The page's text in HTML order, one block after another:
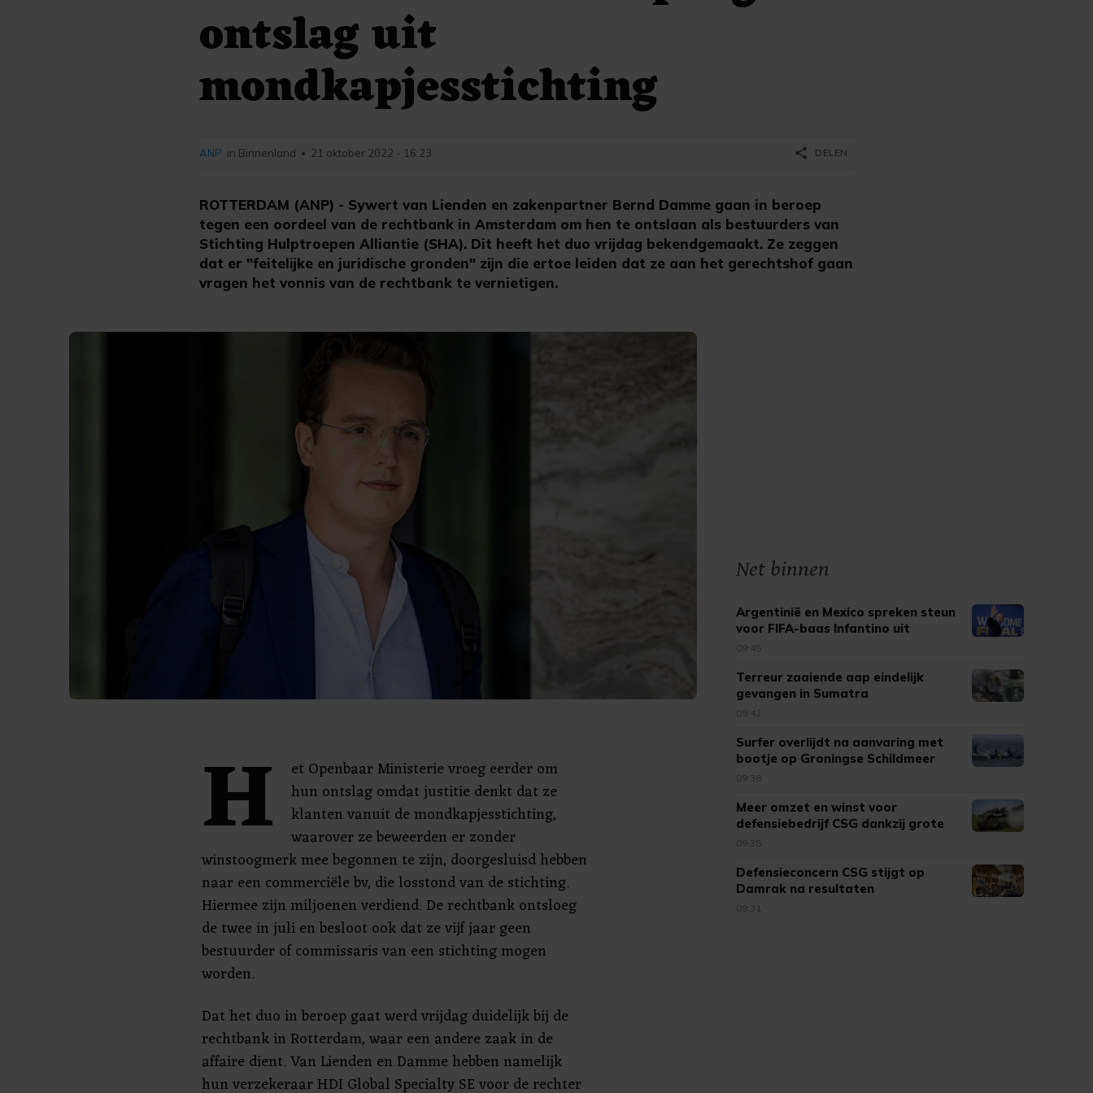
ontslag uit
mondkapjesstichting
ROTTERDAM (ANP) - Sywert van Lienden en zakenpartner Bernd Damme gaan in beroep
tegen een oordeel van de rechtbank in Amsterdam om hen te ontslaan als bestuurders van
Stichting Hulptroepen Alliantie (SHA). Dit heeft het duo vrijdag bekendgemaakt. Ze zeggen
dat er "feitelijke en juridische gronden" zijn die ertoe leiden dat ze aan het gerechtshof gaan
vragen het vonnis van de rechtbank te vernietigen.
ANP in Binnenland • 21 oktober 2022 - 16:23 share DELEN
H
et Openbaar Ministerie vroeg eerder om
hun ontslag omdat justitie denkt dat ze
klanten vanuit de mondkapjesstichting,
waarover ze beweerden er zonder
winstoogmerk mee begonnen te zijn, doorgesluisd hebben
naar een commerciële bv, die losstond van de stichting.
Hiermee zijn miljoenen verdiend. De rechtbank ontsloeg
de twee in juli en besloot ook dat ze vijf jaar geen
bestuurder of commissaris van een stichting mogen
worden.
Dat het duo in beroep gaat werd vrijdag duidelijk bij de
rechtbank in Rotterdam, waar een andere zaak in de
affaire dient. Van Lienden en Damme hebben namelijk
hun verzekeraar HDI Global Specialty SE voor de rechter
Net binnen
Argentinië en Mexico spreken steun
voor FIFA-baas Infantino uit
09:45
Terreur zaaiende aap eindelijk
gevangen in Sumatra
09:42
Surfer overlijdt na aanvaring met
bootje op Groningse Schildmeer
09:38
Meer omzet en winst voor
defensiebedrijf CSG dankzij grote
vraag
09:35
Defensieconcern CSG stijgt op
Damrak na resultaten
09:31